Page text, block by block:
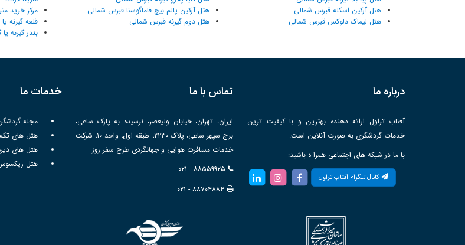
هتل آرکین اسکله قبرس شمالی
هتل لیماک دلوکس قبرس شمالی
هتل آرکین پالم بیچ فاماگوستا قبرس شمالی
هتل دوم گیرنه قبرس شمالی
مرکز خرید
قلعه گیرنه یا
بندر گیرنه یا
درباره ما
آفتاب تراول ارائه دهنده بهترین و با کیفیت ترین
خدمات گردشگری به صورت آنلاین است.
با ما در شبکه های اجتماعی همرا ه باشید:
کانال تلگرام آفتاب تراول
تماس با ما
ایران، تهران، خیابان ولیعصر، نرسیده به پارک ساعی،
برج سپهر ساعی، پلاک ۲۲۳۰، طبقه اول، واحد ۱۰، شرکت
خدمات مسافرت هوایی و جهانگردی طرح سفر روز
۰۲۱ - ۸۸۵۵۹۹۲۵
۰۲۱ - ۸۸۷۰۴۸۸۴
خدمات ما
مجله
هتل های
هتل های
هتل